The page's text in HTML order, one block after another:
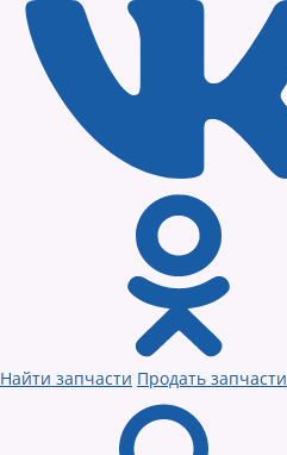
Найти запчасти Продать запчасти